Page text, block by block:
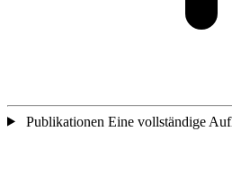
Publikationen Eine vollständige